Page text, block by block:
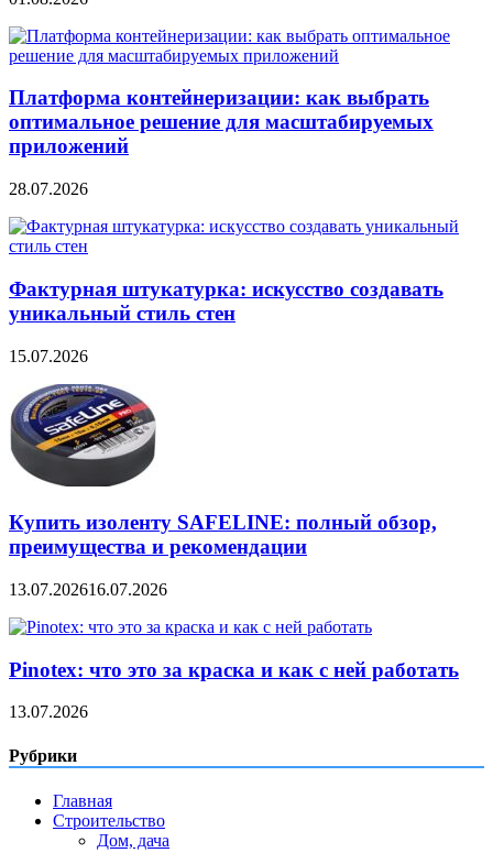
Платформа контейнеризации: как выбрать
оптимальное решение для масштабируемых
приложений
28.07.2026
Фактурная штукатурка: искусство создавать
уникальный стиль стен
15.07.2026
Купить изоленту SAFELINE: полный обзор,
преимущества и рекомендации
13.07.202616.07.2026
Pinotex: что это за краска и как с ней работать
13.07.2026
Рубрики
Главная
Строительство
Дом, дача